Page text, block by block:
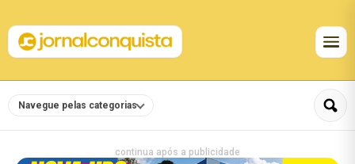
Navegue pelas categorias
continua após a publicidade